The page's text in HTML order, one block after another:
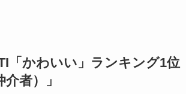
「かわいい」ランキング1位
者）」